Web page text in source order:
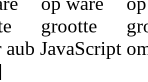
JavaScript